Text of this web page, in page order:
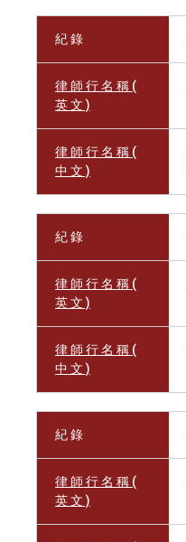
紀 錄
律 師 行 名 稱 (
英 文 )
律 師 行 名 稱 (
中 文 )
紀 錄
律 師 行 名 稱 (
英 文 )
律 師 行 名 稱 (
中 文 )
紀 錄
律 師 行 名 稱 (
英 文 )